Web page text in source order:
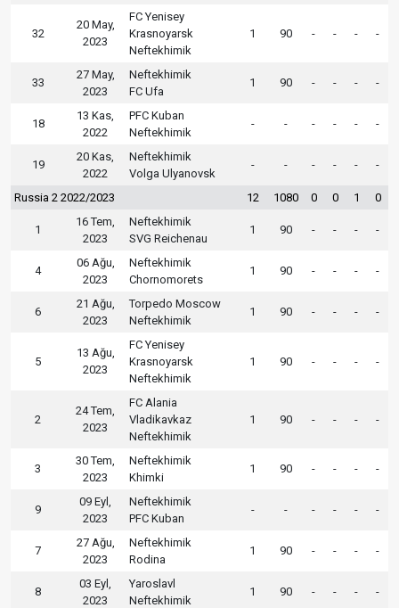
32
20 May,
2023
FC Yenisey
Krasnoyarsk
Neftekhimik
1 90 - - - -
33
27 May,
2023
Neftekhimik
FC Ufa
1 90 - - - -
18
13 Kas,
2022
PFC Kuban
Neftekhimik
- - - - - -
19
20 Kas,
2022
Neftekhimik
Volga Ulyanovsk
- - - - - -
Russia 2 2022/2023 12 1080 0 0 1 0
1
16 Tem,
2023
Neftekhimik
SVG Reichenau
1 90 - - - -
4
06 Ağu,
2023
Neftekhimik
Chornomorets
1 90 - - - -
6
21 Ağu,
2023
Torpedo Moscow
Neftekhimik
1 90 - - - -
5
13 Ağu,
2023
FC Yenisey
Krasnoyarsk
Neftekhimik
1 90 - - - -
2
24 Tem,
2023
FC Alania
Vladikavkaz
Neftekhimik
1 90 - - - -
3
30 Tem,
2023
Neftekhimik
Khimki
1 90 - - - -
9
09 Eyl,
2023
Neftekhimik
PFC Kuban
- - - - - -
7
27 Ağu,
2023
Neftekhimik
Rodina
1 90 - - - -
8
03 Eyl,
2023
Yaroslavl
Neftekhimik
1 90 - - - -